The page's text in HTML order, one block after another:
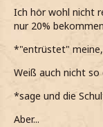
Ich hör wohl nicht
nur 20%
*"entrüstet"
Weiß auch nicht so
*sage und die
Aber...